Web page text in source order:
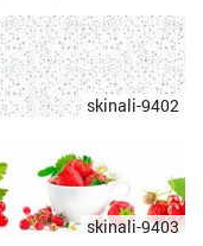
skinali-9402
skinali-9403